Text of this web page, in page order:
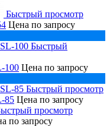
Быстрый просмотр
Цена по запросу
Быстрый
100 Цена по запросу
Быстрый просмотр
85 Цена по запросу
просмотр
по запросу